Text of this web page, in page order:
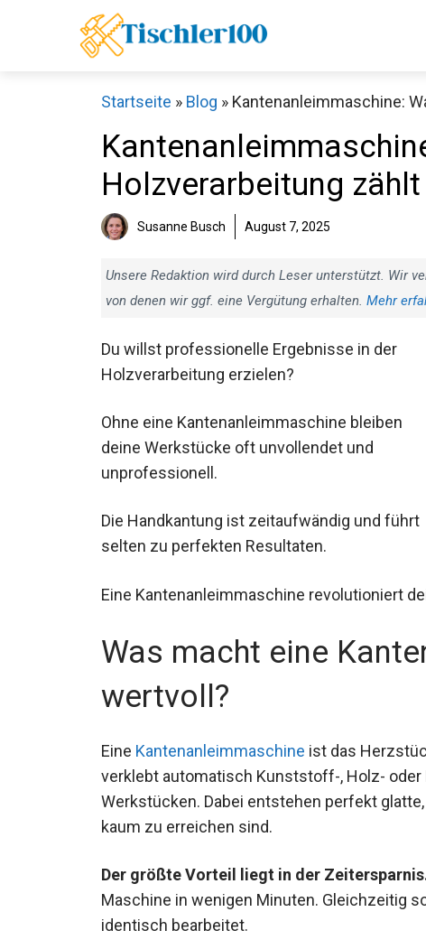
Startseite » Blog » Kantenanleimmaschine:
Holzverarbeitung zählt
Susanne Busch August 7, 2025
Unsere Redaktion wird durch Leser unterstützt. Wir
von denen wir ggf. eine Vergütung erhalten. Mehr
Du willst professionelle Ergebnisse in der
Holzverarbeitung erzielen?
Ohne eine Kantenanleimmaschine bleiben
deine Werkstücke oft unvollendet und
unprofessionell.
Die Handkantung ist zeitaufwändig und führt
selten zu perfekten Resultaten.
Eine Kantenanleimmaschine revolutioniert
Was macht eine
wertvoll?
Eine Kantenanleimmaschine ist das
verklebt automatisch Kunststoff-, Holz-
Werkstücken. Dabei entstehen perfekt
kaum zu erreichen sind.
Der größte Vorteil liegt in der
Maschine in wenigen Minuten. Gleichzeitig
identisch bearbeitet.